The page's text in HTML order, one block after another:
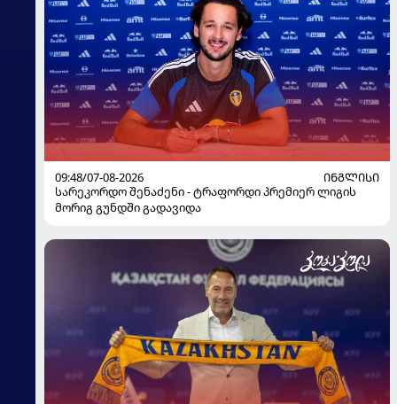
09:48/07-08-2026
ᲘᲜᲒᲚᲘᲡᲘ
სარეკორდო შენაძენი - ტრაფორდი პრემიერ ლიგის
მორიგ გუნდში გადავიდა